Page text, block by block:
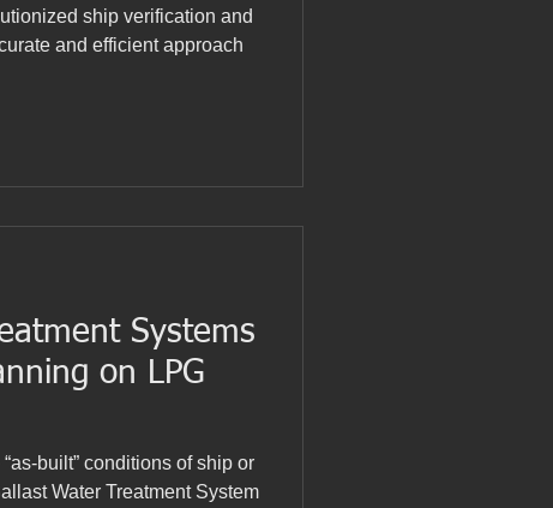
ship verification and
and efficient approach
Systems
built” conditions of ship or
Water Treatment System